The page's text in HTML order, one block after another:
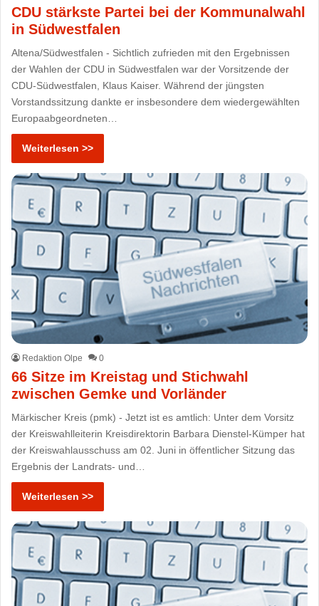
CDU stärkste Partei bei der Kommunalwahl
in Südwestfalen
Altena/Südwestfalen - Sichtlich zufrieden mit den Ergebnissen
der Wahlen der CDU in Südwestfalen war der Vorsitzende der
CDU-Südwestfalen, Klaus Kaiser. Während der jüngsten
Vorstandssitzung dankte er insbesondere dem wiedergewählten
Europaabgeordneten…
Weiterlesen >>
Redaktion Olpe 0
66 Sitze im Kreistag und Stichwahl
zwischen Gemke und Vorländer
Märkischer Kreis (pmk) - Jetzt ist es amtlich: Unter dem Vorsitz
der Kreiswahlleiterin Kreisdirektorin Barbara Dienstel-Kümper hat
der Kreiswahlausschuss am 02. Juni in öffentlicher Sitzung das
Ergebnis der Landrats- und…
Weiterlesen >>